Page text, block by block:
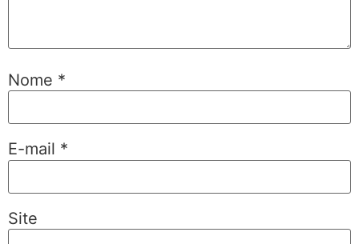
Nome *
E-mail *
Site